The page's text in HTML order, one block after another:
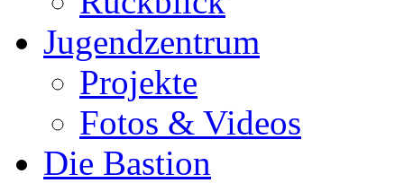
Jugendzentrum
Projekte
Fotos & Videos
Die Bastion